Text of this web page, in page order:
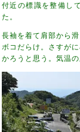
付近の標識を整備し
た。
長袖を着て肩部から
ボコだらけ。さすが
かろうと思う。気温